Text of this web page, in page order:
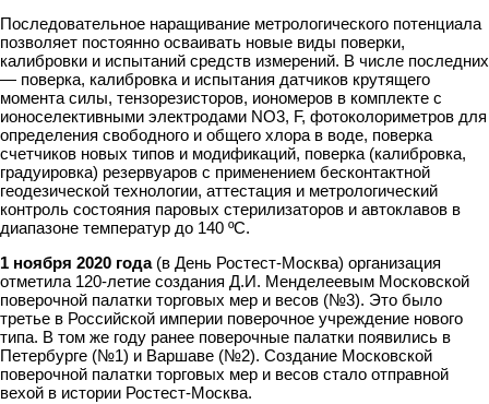
Последовательное наращивание метрологического потенциала
позволяет постоянно осваивать новые виды поверки,
калибровки и испытаний средств измерений. В числе последних
— поверка, калибровка и испытания датчиков крутящего
момента силы, тензорезисторов, иономеров в комплекте с
ионоселективными электродами NO3, F, фотоколориметров для
определения свободного и общего хлора в воде, поверка
счетчиков новых типов и модификаций, поверка (калибровка,
градуировка) резервуаров с применением бесконтактной
геодезической технологии, аттестация и метрологический
контроль состояния паровых стерилизаторов и автоклавов в
диапазоне температур до 140 ºС.
1 ноября 2020 года(в День Ростест-Москва) организация
отметила 120-летие создания Д.И. Менделеевым Московской
поверочной палатки торговых мер и весов (№3). Это было
третье в Российской империи поверочное учреждение нового
типа. В том же году ранее поверочные палатки появились в
Петербурге (№1) и Варшаве (№2). Создание Московской
поверочной палатки торговых мер и весов стало отправной
вехой в истории Ростест-Москва.